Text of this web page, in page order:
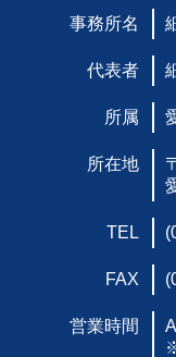
事務所名
代表者
所属
所在地
TEL
FAX
営業時間